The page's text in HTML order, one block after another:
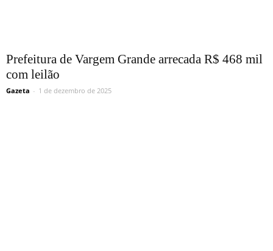
Prefeitura de Vargem Grande arrecada R$ 468 mil
com leilão
Gazeta - 1 de dezembro de 2025